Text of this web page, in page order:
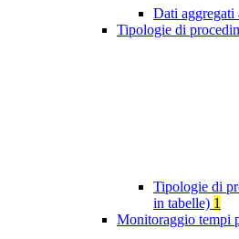
Dati aggregati
Tipologie di
Tipologie di
in tabelle) 1
Monitoraggio tempi